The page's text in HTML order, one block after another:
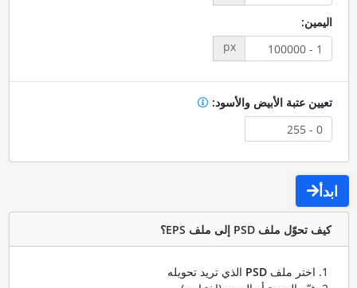
اليمين:
px
تعيين عتبة الأبيض والأسود:
ابدأ
كيف تحوّل ملف PSD إلى ملف EPS؟
اختر ملف PSDالذي تريد تحويله